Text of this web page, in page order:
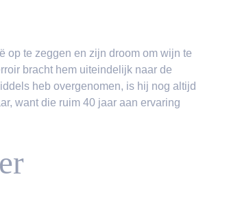
op te zeggen en zijn droom om wijn te
bracht hem uiteindelijk naar de
heb overgenomen, is hij nog altijd
want die ruim 40 jaar aan ervaring